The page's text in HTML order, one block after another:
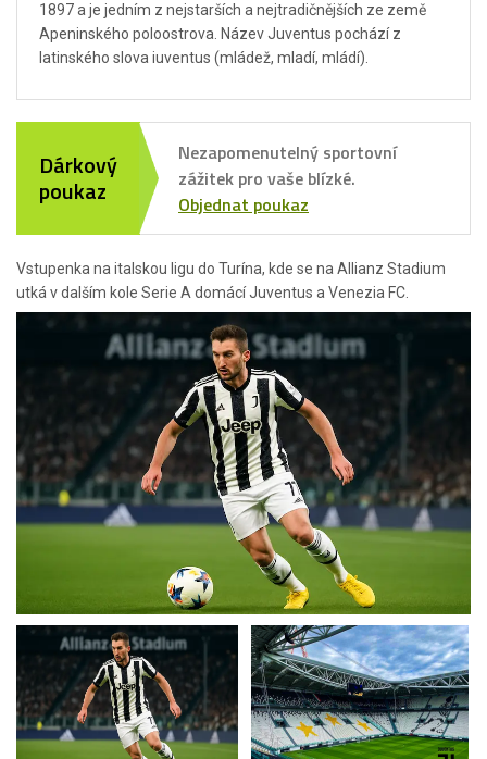
Vstupenka na italskou ligu do Turína, kde se na Allianz Stadium
utká v dalším kole Serie A domácí Juventus a Venezia FC.
1897 a je jedním z nejstarších a nejtradičnějších ze země
Apeninského poloostrova. Název Juventus pochází z
latinského slova iuventus (mládež, mladí, mládí).
Dárkový
poukaz
Nezapomenutelný sportovní
zážitek pro vaše blízké.
Objednat poukaz